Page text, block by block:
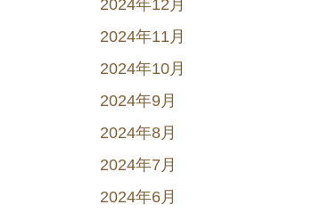
2024年12月
2024年11月
2024年10月
2024年9月
2024年8月
2024年7月
2024年6月